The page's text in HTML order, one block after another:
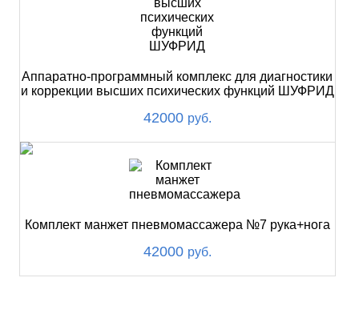
Аппаратно-программный комплекс для диагностики
и коррекции высших психических функций ШУФРИД
42000 руб.
Комплект манжет пневмомассажера №7 рука+нога
42000 руб.